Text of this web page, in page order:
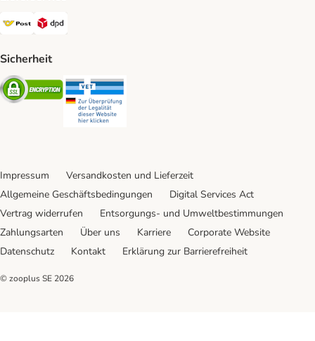
Österreichische Post Shipping Method
Sicherheit
Security
Impressum
Versandkosten und Lieferzeit
Allgemeine Geschäftsbedingungen
Digital Services Act
Vertrag widerrufen
Entsorgungs- und Umweltbestimmungen
Zahlungsarten
Über uns Karriere
Corporate Website
Datenschutz
Kontakt Erklärung zur Barrierefreiheit
© zooplus SE 2026